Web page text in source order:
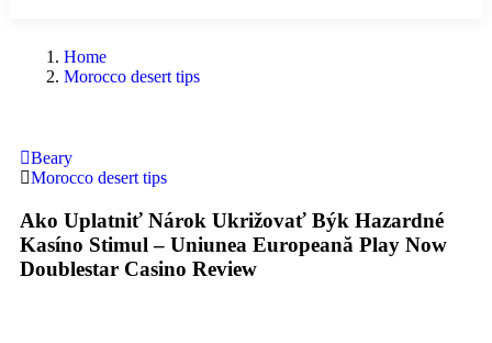
Home
Morocco desert tips
Beary
Morocco desert tips
Ako Uplatniť Nárok Ukrižovať Býk Hazardné
Kasíno Stimul – Uniunea Europeană Play Now
Doublestar Casino Review